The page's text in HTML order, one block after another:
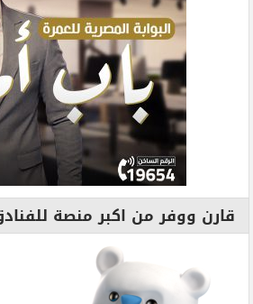
قارن ووفر من اكبر منصة